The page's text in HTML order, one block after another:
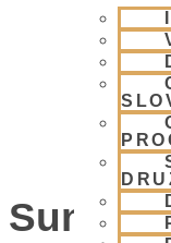
Sunday